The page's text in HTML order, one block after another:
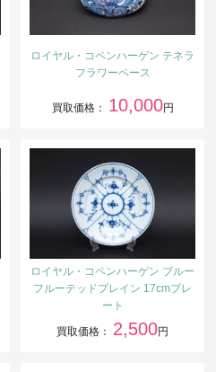
ロイヤル・コペンハーゲン テネラ
フラワーベース
買取価格： 10,000円
ロイヤル・コペンハーゲン ブルー
フルーテッドプレイン 17cmプレ
ート
買取価格： 2,500円